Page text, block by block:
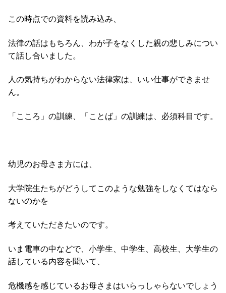
この時点での資料を読み込み、
法律の話はもちろん、わが子をなくした親の悲しみについ
て話し合いました。
人の気持ちがわからない法律家は、いい仕事ができませ
ん。
「こころ」の訓練、「ことば」の訓練は、必須科目です。
幼児のお母さま方には、
大学院生たちがどうしてこのような勉強をしなくてはなら
ないのかを
考えていただきたいのです。
いま電車の中などで、小学生、中学生、高校生、大学生の
話している内容を聞いて、
危機感を感じているお母さまはいらっしゃらないでしょう